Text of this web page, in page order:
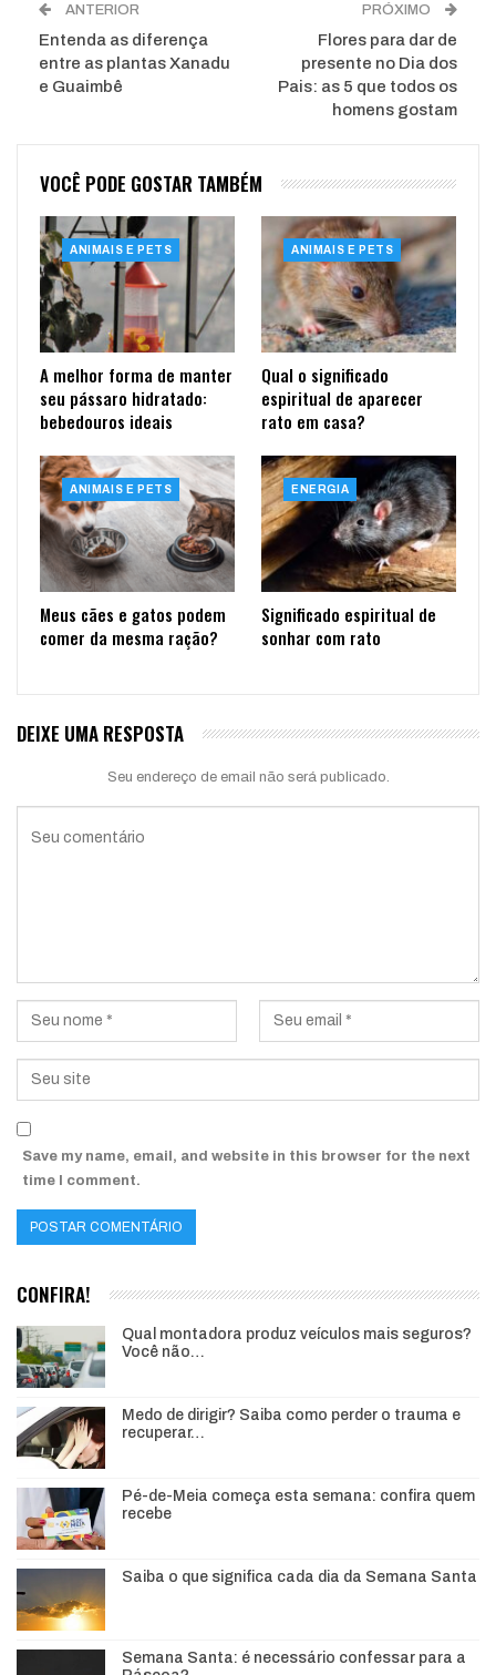
ANTERIOR
Entenda as diferença
entre as plantas Xanadu
e Guaimbê
PRÓXIMO
Flores para dar de
presente no Dia dos
Pais: as 5 que todos os
homens gostam
VOCÊ PODE GOSTAR TAMBÉM
ANIMAIS E PETS
A melhor forma de manter
seu pássaro hidratado:
bebedouros ideais
ANIMAIS E PETS
Qual o significado
espiritual de aparecer
rato em casa?
ANIMAIS E PETS
Meus cães e gatos podem
comer da mesma ração?
ENERGIA
Significado espiritual de
sonhar com rato
DEIXE UMA RESPOSTA
Seu endereço de email não será publicado.
Save my name, email, and website in this browser for the next
time I comment.
CONFIRA!
Qual montadora produz veículos mais seguros?
Você não…
Medo de dirigir? Saiba como perder o trauma e
recuperar…
Pé-de-Meia começa esta semana: confira quem
recebe
Saiba o que significa cada dia da Semana Santa
Semana Santa: é necessário confessar para a